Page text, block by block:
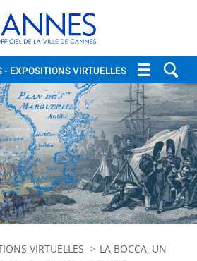
Cannes, site officiel de la
- EXPOSITIONS VIRTUELLES
VIRTUELLES
LA BOCCA, UN